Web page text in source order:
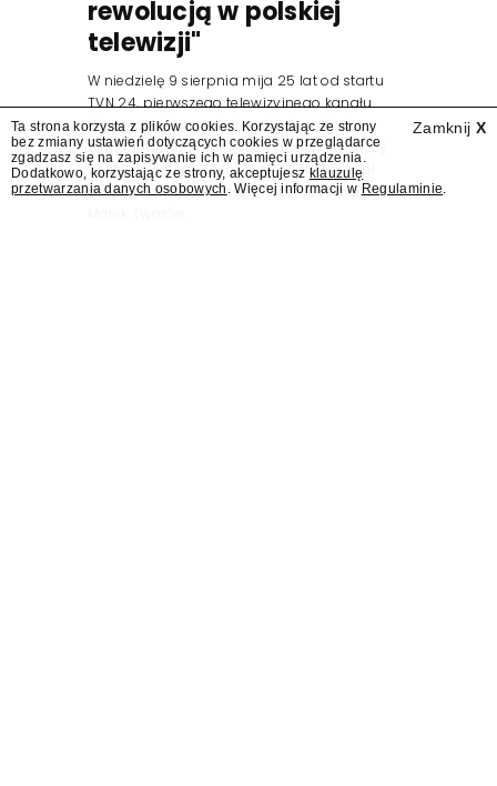
rewolucją w polskiej
telewizji"
W niedzielę 9 sierpnia mija 25 lat od startu
TVN 24, pierwszego telewizyjnego kanału
informacyjnego w Polsce. Na ten dzień
zaplanowano finał urodzinowej trasy stacji
"Jesteśmy stąd". 25 lat TVN 24 dla Press.pl
podsumowują Jarosław Kuźniar, Tomasz Lis i
Zamknij X
Ta strona korzysta z plików cookies. Korzystając ze strony
bez zmiany ustawień dotyczących cookies w przeglądarce
zgadzasz się na zapisywanie ich w pamięci urządzenia.
Dodatkowo, korzystając ze strony, akceptujesz klauzulę
przetwarzania danych osobowych . Więcej informacji w Regulaminie.